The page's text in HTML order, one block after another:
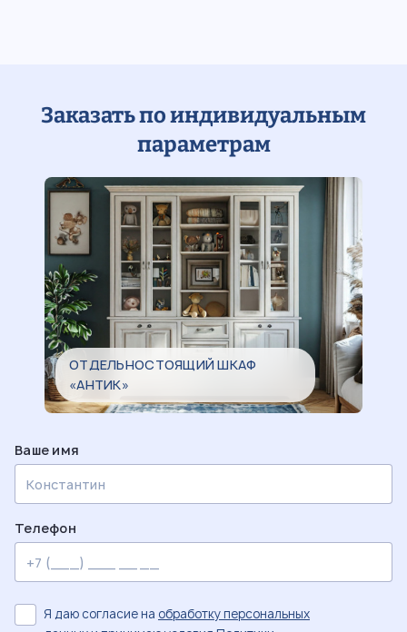
Заказать по индивидуальным
параметрам
ОТДЕЛЬНОСТОЯЩИЙ ШКАФ
«АНТИК»
Ваше имя
Телефон
Я даю согласие на обработку персональных